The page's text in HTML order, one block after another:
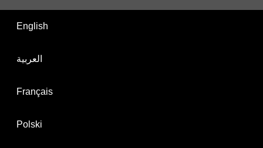
English
العربية
Français
Polski